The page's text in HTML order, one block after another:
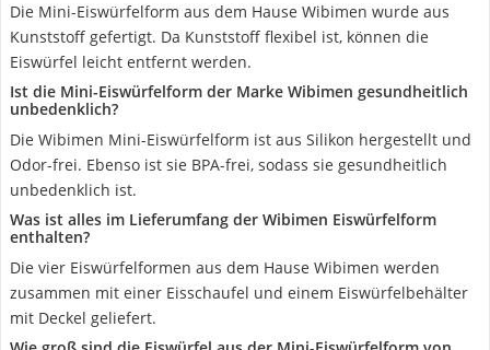
Die Mini-Eiswürfelform aus dem Hause Wibimen wurde aus
Kunststoff gefertigt. Da Kunststoff flexibel ist, können die
Eiswürfel leicht entfernt werden.
Ist die Mini-Eiswürfelform der Marke Wibimen gesundheitlich
unbedenklich?
Die Wibimen Mini-Eiswürfelform ist aus Silikon hergestellt und
Odor-frei. Ebenso ist sie BPA-frei, sodass sie gesundheitlich
unbedenklich ist.
Was ist alles im Lieferumfang der Wibimen Eiswürfelform
enthalten?
Die vier Eiswürfelformen aus dem Hause Wibimen werden
zusammen mit einer Eisschaufel und einem Eiswürfelbehälter
mit Deckel geliefert.